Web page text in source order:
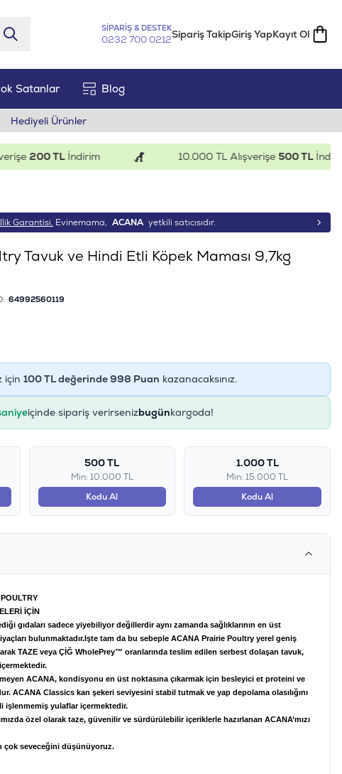
SİPARİŞ & DESTEK
0232 700 0212Sipariş TakipGiriş YapKayıt Ol
Satanlar Blog
Hediyeli Ürünler
200 TLİndirim 10.000 TL Alışverişe500 TLİndirim
Garantisi. Evinemama, ACANA yetkili satıcısıdır.
Tavuk ve Hindi Etli Köpek Maması 9,7kg
64992560119
için 100TL değerinde998 Puan kazanacaksınız.
içinde sipariş verirsenizbugünkargoda!
500 TL
Min: 10.000 TL
Kodu Al
1.000 TL
Min: 15.000 TL
Kodu Al
İÇİN
gıdaları sadece yiyebiliyor değillerdir aynı zamanda sağlıklarının en üst
bulunmaktadır.Işte tam da bu sebeple ACANA Prairie Poultry yerel geniş
TAZE veya ÇİĞ WholePrey™ oranlarında teslim edilen serbest dolaşan tavuk,
ACANA, kondisyonu en üst noktasına çıkarmak için besleyici et proteini ve
ACANA Classics kan şekeri seviyesini stabil tutmak ve yap depolama olasılığını
işlenmemiş yulaflar içermektedir.
özel olarak taze, güvenilir ve sürdürülebilir içeriklerle hazırlanan ACANA’mızı
çok seveceğini düşünüyoruz.